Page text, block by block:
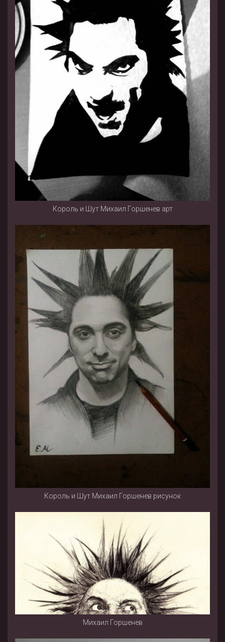
Король и Шут Михаил Горшенев арт
Король и Шут Михаил Горшенев рисунок
Михаил Горшенев